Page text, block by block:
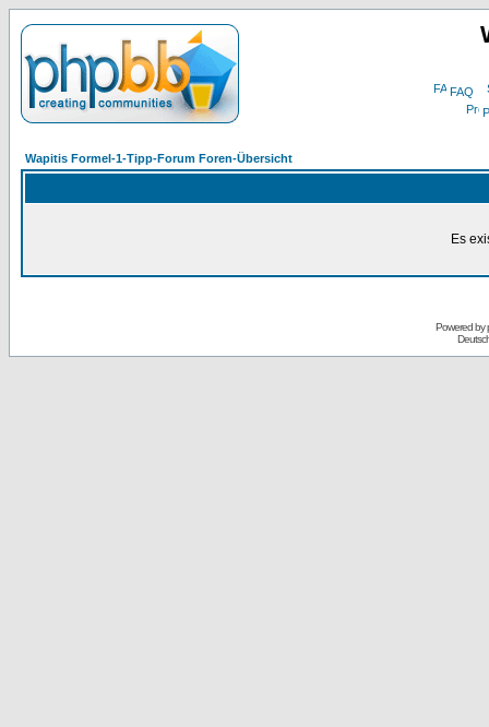
FAQ
Wapitis Formel-1-Tipp-Forum Foren-Übersicht
Es
Powered by